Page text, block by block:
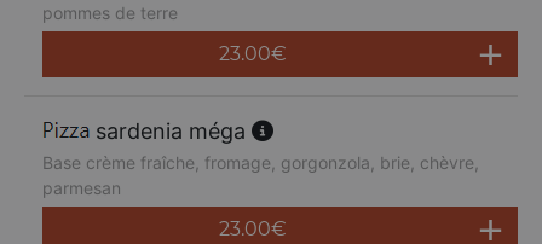
pommes de terre
23.00€
sardenia méga
Base crème fraîche, fromage, gorgonzola, brie, chèvre,
parmesan
23.00€